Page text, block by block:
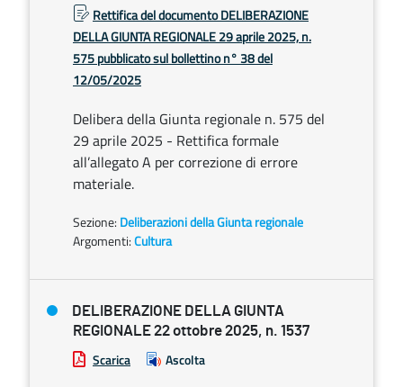
Rettifica del documento DELIBERAZIONE
DELLA GIUNTA REGIONALE 29 aprile 2025, n.
575 pubblicato sul bollettino n° 38 del
12/05/2025
Delibera della Giunta regionale n. 575 del
29 aprile 2025 - Rettifica formale
all’allegato A per correzione di errore
materiale.
Sezione: Deliberazioni della Giunta regionale
Argomenti:Cultura
DELIBERAZIONE DELLA GIUNTA
REGIONALE 22 ottobre 2025, n. 1537
Scarica Ascolta